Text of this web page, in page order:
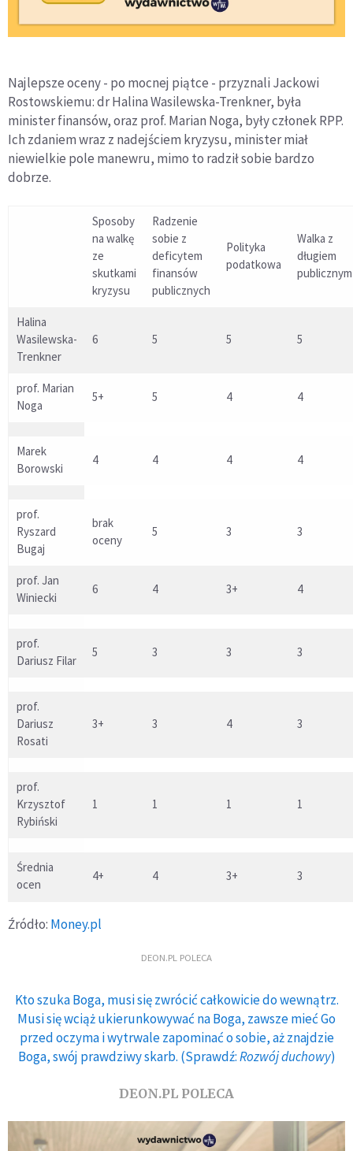
Najlepsze oceny - po mocnej piątce - przyznali Jackowi
Rostowskiemu: dr Halina Wasilewska-Trenkner, była
minister finansów, oraz prof. Marian Noga, były członek RPP.
Ich zdaniem wraz z nadejściem kryzysu, minister miał
niewielkie pole manewru, mimo to radził sobie bardzo
dobrze.
Sposoby
na walkę
ze
skutkami
kryzysu
Radzenie
sobie z
deficytem
finansów
publicznych
Polityka
podatkowa
Walka z
długiem
publicznym
Halina
Wasilewska-
Trenkner
6 5 5 5
prof. Marian
Noga
5+ 5 4 4
Marek
Borowski
4 4 4 4
prof.
Ryszard
Bugaj
brak
oceny
5 3 3
prof. Jan
Winiecki
6 4 3+ 4
prof.
Dariusz Filar
5 3 3 3
prof.
Dariusz
Rosati
3+ 3 4 3
prof.
Krzysztof
Rybiński
1 1 1 1
Średnia
ocen
4+ 4 3+ 3
Źródło: Money.pl
DEON.PL POLECA
Kto szuka Boga, musi się zwrócić całkowicie do wewnątrz.
Musi się wciąż ukierunkowywać na Boga, zawsze mieć Go
przed oczyma i wytrwale zapominać o sobie, aż znajdzie
Boga, swój prawdziwy skarb. (Sprawdź:Rozwój duchowy)
DEON.PL POLECA